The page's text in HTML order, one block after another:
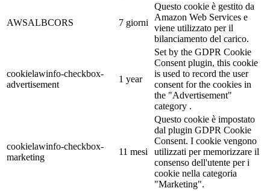
AWSALBCORS 7 giorni
Questo cookie è gestito da
Amazon Web Services e
viene utilizzato per il
bilanciamento del carico.
cookielawinfo-checkbox-
advertisement
1 year
Set by the GDPR Cookie
Consent plugin, this cookie
is used to record the user
consent for the cookies in
the "Advertisement"
category .
cookielawinfo-checkbox-
marketing
11 mesi
Questo cookie è impostato
dal plugin GDPR Cookie
Consent. I cookie vengono
utilizzati per memorizzare il
consenso dell'utente per i
cookie nella categoria
"Marketing".